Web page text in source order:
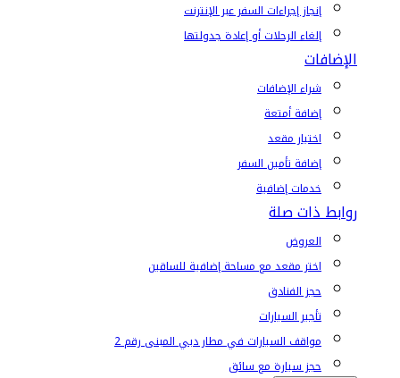
إنجاز إجراءات السفر عبر الإنترنت
إلغاء الرحلات أو إعادة جدولتها
الإضافات
شراء الإضافات
إضافة أمتعة
اختيار مقعد
إضافة تأمين السفر
خدمات إضافية
روابط ذات صلة
العروض
اختر مقعد مع مساحة إضافية للساقين
حجز الفنادق
تأجير السيارات
مواقف السيارات في مطار دبي المبنى رقم 2
حجز سيارة مع سائق